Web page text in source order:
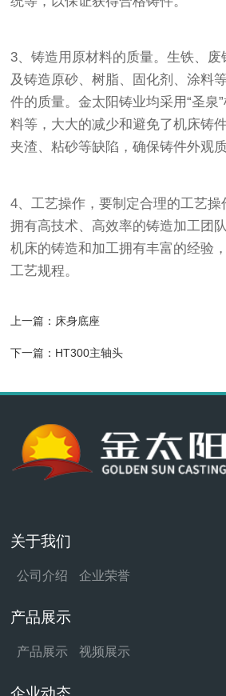
3、铸造用原材料的质量。生铁、
及铸造原砂、树脂、固化剂、涂料
件的质量。金太阳铸业均采用“圣泉
料等，大大的减少和避免了机床铸
夹渣、粘砂等缺陷，确保铸件外观
4、工艺操作，要制定合理的工艺
拥有高技术、高效率的铸造加工团
机床的铸造和加工拥有丰富的经验
工艺规程。
上一篇： 床身底座
下一篇： HT300主轴头
关于我们
公司介绍 企业荣誉
产品展示
产品展示 视频展示